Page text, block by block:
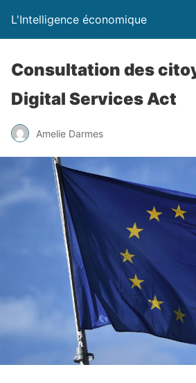
L'Intelligence économique
Consultation des
Digital Services Act
Amelie Darmes